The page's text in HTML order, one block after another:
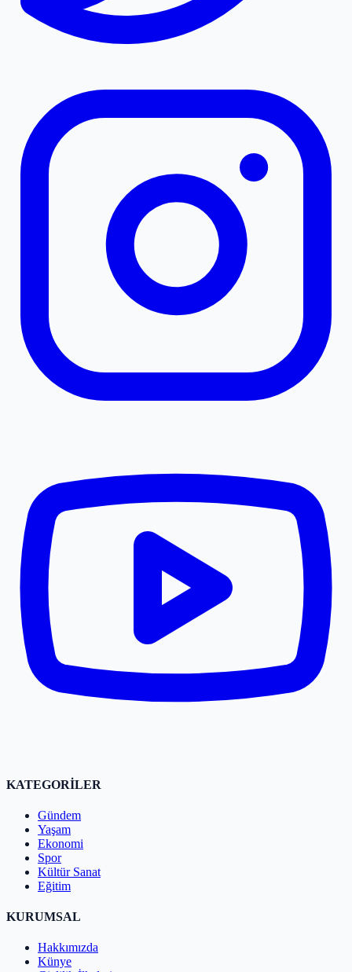
KATEGORİLER
Gündem
Yaşam
Ekonomi
Spor
Kültür Sanat
Eğitim
KURUMSAL
Hakkımızda
Künye